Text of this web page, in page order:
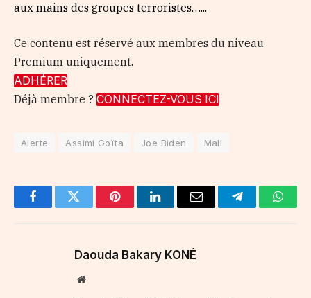
aux mains des groupes terroristes…...
Ce contenu est réservé aux membres du niveau
Premium uniquement.
ADHÉRER
Déjà membre ? CONNECTEZ-VOUS ICI
Alerte Assimi Goïta Joe Biden Mali
FacebookTwitter PinterestLinkedInEmail Telegram
Daouda Bakary KONÉ
Website